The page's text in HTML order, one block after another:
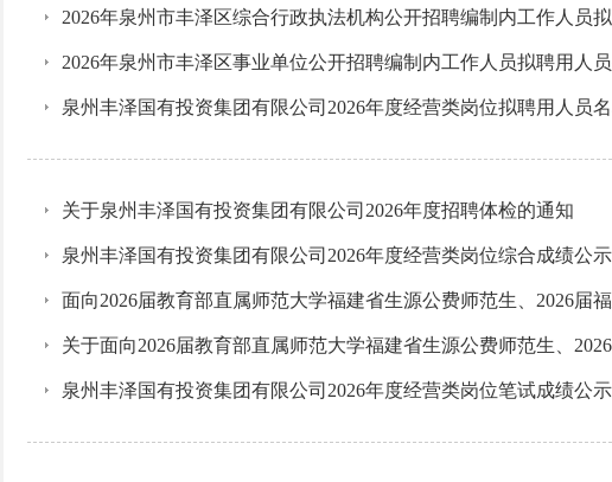
2026年泉州市丰泽区综合行政执法机构公开招聘编制内工作人员
2026年泉州市丰泽区事业单位公开招聘编制内工作人员拟聘用人员
泉州丰泽国有投资集团有限公司2026年度经营类岗位拟聘用人员名
关于泉州丰泽国有投资集团有限公司2026年度招聘体检的通知
泉州丰泽国有投资集团有限公司2026年度经营类岗位综合成绩公示
面向2026届教育部直属师范大学福建省生源公费师范生、2026
关于面向2026届教育部直属师范大学福建省生源公费师范生、
泉州丰泽国有投资集团有限公司2026年度经营类岗位笔试成绩公